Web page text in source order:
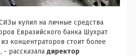
купил на личные средства
Евразийского банка Шухрат
концентраторов стоит более
- рассказала директор